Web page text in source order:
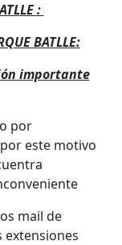
:
BATLLE:
importante
por
este motivo
mail de
extensiones